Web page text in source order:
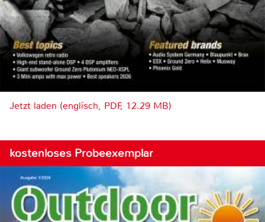
Jetzt laden (englisch, PDF, 12.29 MB)
kostenloses Probeexemplar